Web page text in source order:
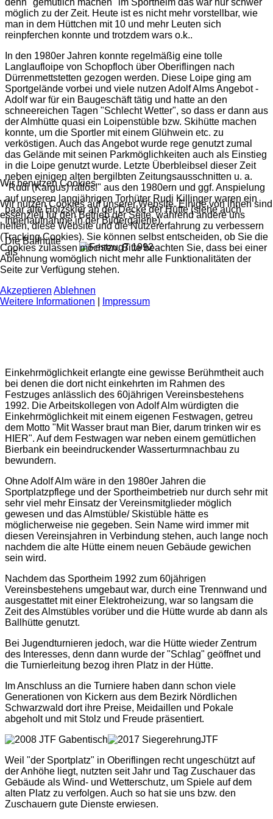
denn "gemütlich machen" im Sportheim das war nur schwer
möglich zu der Zeit. Heute ist es nicht mehr vorstellbar, wie
man in dem Hüttchen mit 10 und mehr Leuten sich
reinpferchen konnte und trotzdem wars o.k..
In den 1980er Jahren konnte regelmäßig eine tolle
Langlaufloipe von Schopfloch über Oberiflingen nach
Dürrenmettstetten gezogen werden. Diese Loipe ging am
Sportgelände vorbei und viele nutzen Adolf Alms Angebot -
Adolf war für ein Baugeschäft tätig und hatte an den
schneereichen Tagen "Schlecht Wetter", so dass er dann aus
der Almhütte quasi ein Loipenstüble bzw. Skihütte machen
konnte, um die Sportler mit einem Glühwein etc. zu
verköstigen. Auch das Angebot wurde rege genutzt zumal
das Gelände mit seinen Parkmöglichkeiten auch als Einstieg
in die Loipe genutzt wurde. Letzte Überbleibsel dieser Zeit
neben einigen alten bergilbten Zeitungsausschnitten u. a.
"Rudi (Kargus) ratlos!" aus den 1980ern und ggf. Anspielung
auf unseren langjährigen Torhüter Rudi Killinger waren ein
paar alte Holzskier an der Decke der Hütte (siehe auch
Innenaufnahme in der Bildergalerie).
Die Ballhütte
als
Einkehrmöglichkeit erlangte eine gewisse Berühmtheit auch
bei denen die dort nicht einkehrten im Rahmen des
Festzuges anlässlich des 60jährigen Vereinsbestehens
1992. Die Arbeitskollegen von Adolf Alm würdigten die
Einkehrmöglichkeit mit einem eigenen Festwagen, getreu
dem Motto "Mit Wasser braut man Bier, darum trinken wir es
HIER". Auf dem Festwagen war neben einem gemütlichen
Bierbank ein beeindruckender Wasserturmnachbau zu
bewundern.
Ohne Adolf Alm wäre in den 1980er Jahren die
Sportplatzpflege und der Sportheimbetrieb nur durch sehr mit
sehr viel mehr Einsatz der Vereinsmitglieder möglich
gewesen und das Almstüble/ Skistüble hätte es
möglicherweise nie gegeben. Sein Name wird immer mit
diesen Vereinsjahren in Verbindung stehen, auch lange noch
nachdem die alte Hütte einem neuen Gebäude gewichen
sein wird.
Nachdem das Sportheim 1992 zum 60jährigen
Vereinsbestehens umgebaut war, durch eine Trennwand und
ausgestattet mit einer Elektroheizung, war so langsam die
Zeit des Almstübles vorüber und die Hütte wurde ab dann als
Ballhütte genutzt.
Bei Jugendturnieren jedoch, war die Hütte wieder Zentrum
des Interesses, denn dann wurde der "Schlag" geöffnet und
die Turnierleitung bezog ihren Platz in der Hütte.
Im Anschluss an die Turniere haben dann schon viele
Generationen von Kickern aus dem Bezirk Nördlichen
Schwarzwald dort ihre Preise, Meidaillen und Pokale
abgeholt und mit Stolz und Freude präsentiert.
Weil "der Sportplatz" in Oberiflingen recht ungeschützt auf
der Anhöhe liegt, nutzten seit Jahr und Tag Zuschauer das
Gebäude als Wind- und Wetterschutz, um Spiele auf dem
alten Platz zu verfolgen. Auch so hat sie uns bzw. den
Zuschauern gute Dienste erwiesen.
Wir benutzen Cookies
Wir nutzen Cookies auf unserer Website. Einige von ihnen sind
essenziell für den Betrieb der Seite, während andere uns
helfen, diese Website und die Nutzererfahrung zu verbessern
(Tracking Cookies). Sie können selbst entscheiden, ob Sie die
Cookies zulassen möchten. Bitte beachten Sie, dass bei einer
Ablehnung womöglich nicht mehr alle Funktionalitäten der
Seite zur Verfügung stehen.
Akzeptieren Ablehnen
Weitere Informationen
Impressum